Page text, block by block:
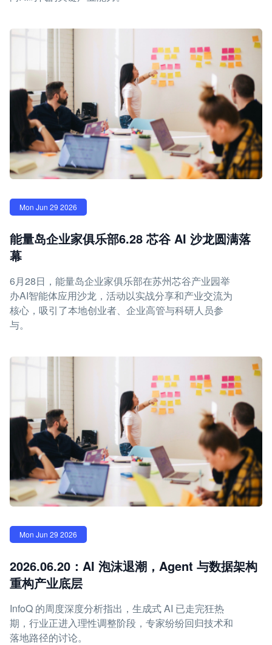
Mon Jun 29 2026
能量岛企业家俱乐部6.28 芯谷 AI 沙龙圆满落
幕
6月28日，能量岛企业家俱乐部在苏州芯谷产业园举
办AI智能体应用沙龙，活动以实战分享和产业交流为
核心，吸引了本地创业者、企业高管与科研人员参
与。
Mon Jun 29 2026
2026.06.20：AI 泡沫退潮，Agent 与数据架构
重构产业底层
InfoQ 的周度深度分析指出，生成式 AI 已走完狂热
期，行业正进入理性调整阶段，专家纷纷回归技术和
落地路径的讨论。